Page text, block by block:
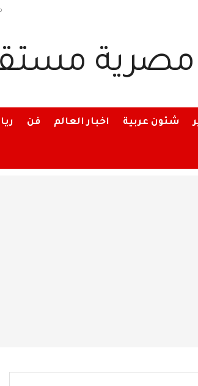
شئون عربية اخبار العالم فن